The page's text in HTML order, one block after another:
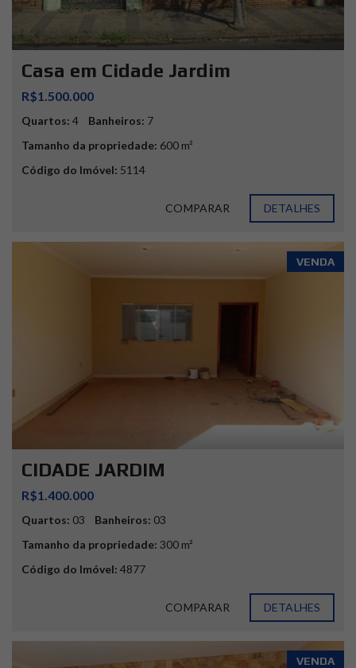
Casa em Cidade Jardim
R$1.500.000
Quartos: 4 Banheiros: 7
Tamanho da propriedade: 600 m²
Código do Imóvel: 5114
COMPARAR DETALHES
VENDA
CIDADE JARDIM
R$1.400.000
Quartos: 03 Banheiros: 03
Tamanho da propriedade: 300 m²
Código do Imóvel: 4877
COMPARAR DETALHES
VENDA